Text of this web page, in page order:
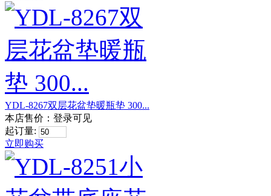
YDL-8267双层花盆垫暖瓶垫 300...
本店售价： 登录可见
起订量:
立即购买